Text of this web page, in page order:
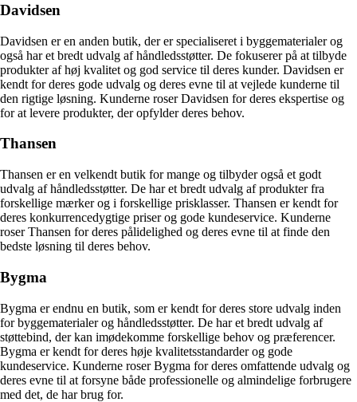
Davidsen
Davidsen er en anden butik, der er specialiseret i byggematerialer og
også har et bredt udvalg af håndledsstøtter. De fokuserer på at tilbyde
produkter af høj kvalitet og god service til deres kunder. Davidsen er
kendt for deres gode udvalg og deres evne til at vejlede kunderne til
den rigtige løsning. Kunderne roser Davidsen for deres ekspertise og
for at levere produkter, der opfylder deres behov.
Thansen
Thansen er en velkendt butik for mange og tilbyder også et godt
udvalg af håndledsstøtter. De har et bredt udvalg af produkter fra
forskellige mærker og i forskellige prisklasser. Thansen er kendt for
deres konkurrencedygtige priser og gode kundeservice. Kunderne
roser Thansen for deres pålidelighed og deres evne til at finde den
bedste løsning til deres behov.
Bygma
Bygma er endnu en butik, som er kendt for deres store udvalg inden
for byggematerialer og håndledsstøtter. De har et bredt udvalg af
støttebind, der kan imødekomme forskellige behov og præferencer.
Bygma er kendt for deres høje kvalitetsstandarder og gode
kundeservice. Kunderne roser Bygma for deres omfattende udvalg og
deres evne til at forsyne både professionelle og almindelige forbrugere
med det, de har brug for.